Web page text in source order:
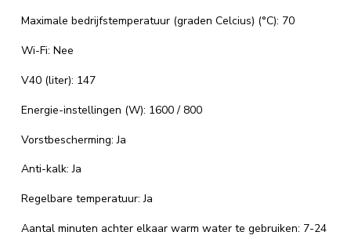
Maximale bedrijfstemperatuur (graden Celcius) (°C): 70
Wi-Fi: Nee
V40 (liter): 147
Energie-instellingen (W): 1600 / 800
Vorstbescherming: Ja
Anti-kalk: Ja
Regelbare temperatuur: Ja
Aantal minuten achter elkaar warm water te gebruiken: 7-24